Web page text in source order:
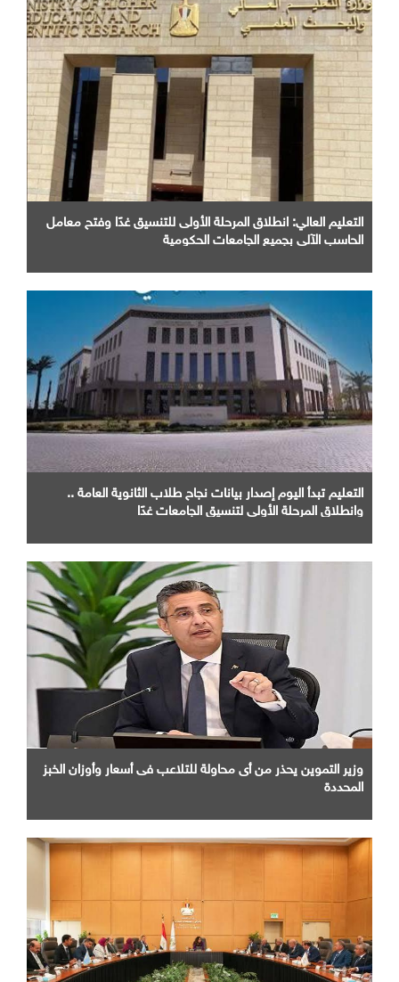
التعليم العالي: انطلاق المرحلة الأولى للتنسيق غدًا وفتح معامل
الحاسب الآلي بجميع الجامعات الحكومية
التعليم تبدأ اليوم إصدار بيانات نجاح طلاب الثانوية العامة ..
وانطلاق المرحلة الأولى لتنسيق الجامعات غدًا
وزير التموين يحذر من أى محاولة للتلاعب فى أسعار وأوزان الخبز
المحددة